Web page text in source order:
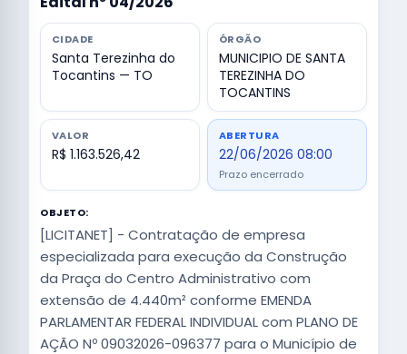
CIDADE
Santa Terezinha do
Tocantins — TO
ÓRGÃO
MUNICIPIO DE SANTA
TEREZINHA DO
TOCANTINS
VALOR
R$ 1.163.526,42
ABERTURA
22/06/2026 08:00
Prazo encerrado
OBJETO:
[LICITANET] - Contratação de empresa
especializada para execução da Construção
da Praça do Centro Administrativo com
extensão de 4.440m² conforme EMENDA
PARLAMENTAR FEDERAL INDIVIDUAL com PLANO DE
AÇÃO Nº 09032026-096377 para o Município de